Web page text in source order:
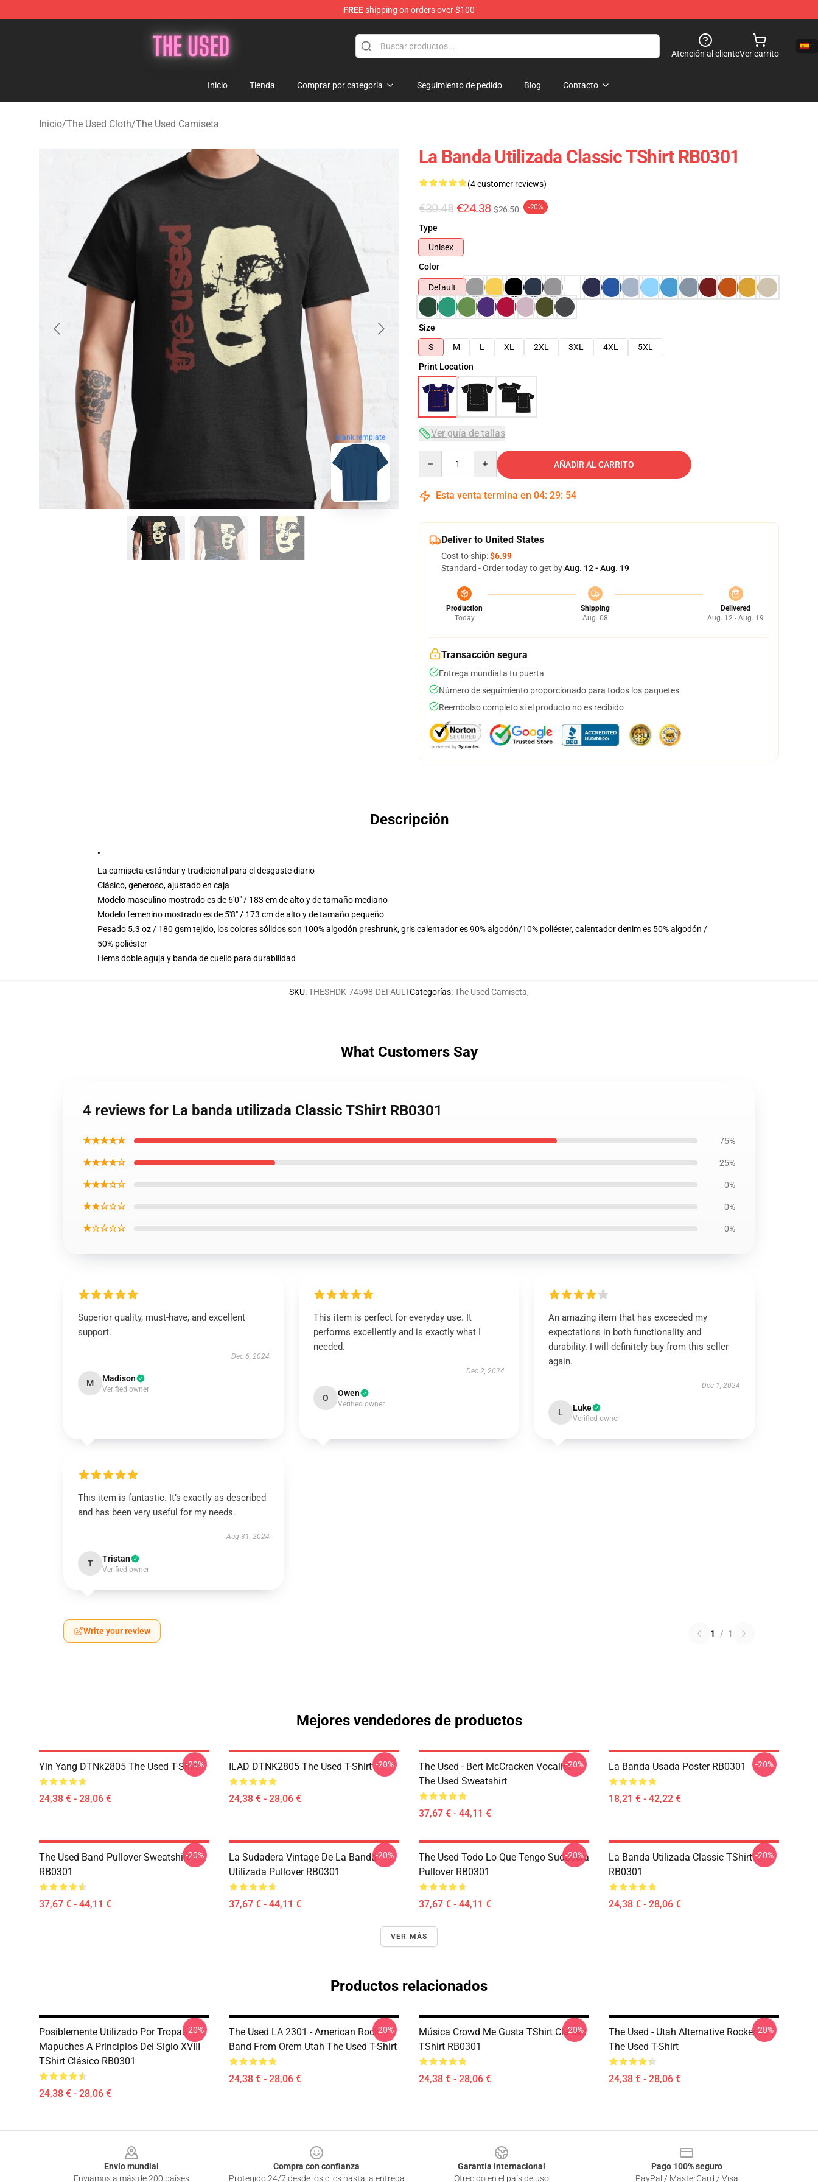
FREEshipping on orders over $100
Atención al clienteVer carrito
Inicio Tienda Comprar por categoría Seguimiento de pedido Blog Contacto
Inicio/The Used Cloth/The Used Camiseta
blank template
La Banda Utilizada Classic TShirt RB0301
(4 customer reviews)
€30.48 €24.38 $26.50 -20%
Type
Unisex
Color
Default
Size
S
M L XL 2XL 3XL 4XL
5XL
Print Location
Ver guía de tallas
AÑADIR AL CARRITO
Esta venta termina en 04: 29: 53
Deliver to United States
Cost to ship:$6.99
Standard - Order today to get byAug. 12 - Aug. 19
Production
Today
Shipping
Aug. 08
Delivered
Aug. 12 - Aug. 19
Transacción segura
Entrega mundial a tu puerta
Número de seguimiento proporcionado para todos los paquetes
Reembolso completo si el producto no es recibido
Descripción
"
La camiseta estándar y tradicional para el desgaste diario
Clásico, generoso, ajustado en caja
Modelo masculino mostrado es de 6'0" / 183 cm de alto y de tamaño mediano
Modelo femenino mostrado es de 5'8" / 173 cm de alto y de tamaño pequeño
Pesado 5.3 oz / 180 gsm tejido, los colores sólidos son 100% algodón preshrunk, gris calentador es 90% algodón/10% poliéster, calentador denim es 50% algodón /
50% poliéster
Hems doble aguja y banda de cuello para durabilidad
SKU:THESHDK-74598-DEFAULTCategorías:The Used Camiseta,
What Customers Say
4 reviews for La banda utilizada Classic TShirt RB0301
★★★★★ 75%
★★★★☆ 25%
★★★☆☆ 0%
★★☆☆☆ 0%
★☆☆☆☆ 0%
Superior quality, must-have, and excellent
support.
Dec 6, 2024
M Madison
Verified owner
This item is perfect for everyday use. It
performs excellently and is exactly what I
needed.
Dec 2, 2024
O Owen
Verified owner
An amazing item that has exceeded my
expectations in both functionality and
durability. I will definitely buy from this seller
again.
Dec 1, 2024
L Luke
Verified owner
This item is fantastic. It’s exactly as described
and has been very useful for my needs.
Aug 31, 2024
T Tristan
Verified owner
Write your review 1 / 1
Mejores vendedores de productos
Yin Yang DTNk2805 The Used T-Shirt
24,38 € - 28,06 €
-20% ILAD DTNK2805 The Used T-Shirt
24,38 € - 28,06 €
-20%
The Used - Bert McCracken Vocalist
The Used Sweatshirt
37,67 € - 44,11 €
-20% La Banda Usada Poster RB0301
18,21 € - 42,22 €
-20%
The Used Band Pullover Sweatshirt
RB0301
37,67 € - 44,11 €
-20%
La Sudadera Vintage De La Banda
Utilizada Pullover RB0301
37,67 € - 44,11 €
-20%
The Used Todo Lo Que Tengo Sudadera
Pullover RB0301
37,67 € - 44,11 €
-20%
La Banda Utilizada Classic TShirt
RB0301
24,38 € - 28,06 €
-20%
VER MÁS
Productos relacionados
Posiblemente Utilizado Por Tropas
Mapuches A Principios Del Siglo XVIII
TShirt Clásico RB0301
24,38 € - 28,06 €
-20%
The Used LA 2301 - American Rock
Band From Orem Utah The Used T-Shirt
24,38 € - 28,06 €
-20%
Música Crowd Me Gusta TShirt Classic
TShirt RB0301
24,38 € - 28,06 €
-20%
The Used - Utah Alternative Rockers
The Used T-Shirt
24,38 € - 28,06 €
-20%
Envío mundial
Enviamos a más de 200 países
Compra con confianza
Protegido 24/7 desde los clics hasta la entrega
Garantía internacional
Ofrecido en el país de uso
Pago 100% seguro
PayPal / MasterCard / Visa